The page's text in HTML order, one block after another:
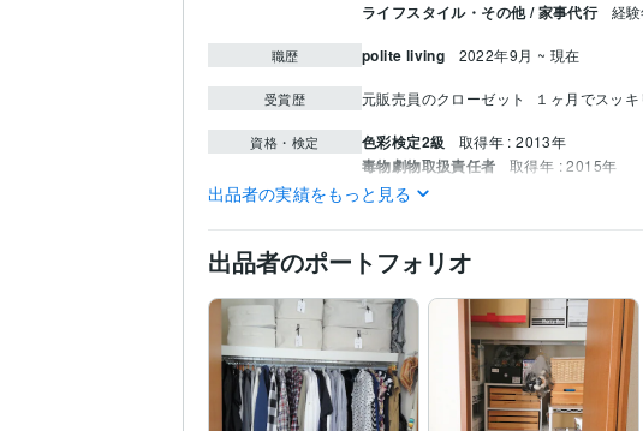
ライフスタイル・その他 / 家事代行 経
職歴 polite living 2022年9月 ~ 現在
受賞歴 元販売員のクローゼット １ヶ月でスッ
資格・検定 色彩検定2級 取得年 : 2013年
毒物劇物取扱責任者 取得年 : 2015年
2級FP技能士
遺品整理士 取得年 : 2020年
得意分野 資産運用・副業の相談
生前整理 終活 エンディングノート
住まい・美容・生活相談 整理収納アド
家事代行 整理収納
出品者の実績をもっと見る
出品者のポートフォリオ